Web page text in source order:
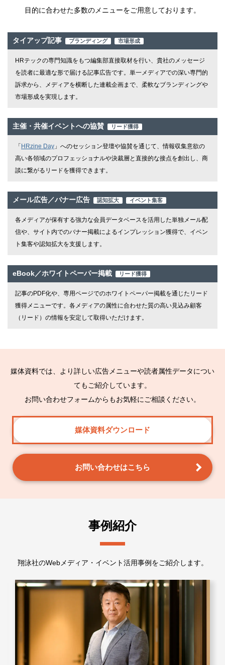
目的に合わせた多数のメニューをご用意しております。
タイアップ記事 ブランディング 市場形成
HRテックの専門知識をもつ編集部直接取材を行い、貴社のメッセージ
を読者に最適な形で届ける記事広告です。単一メディアでの深い専門的
訴求から、メディアを横断した連載企画まで、柔軟なブランディングや
市場形成を実現します。
主催・共催イベントへの協賛 リード獲得
「 HRzine Day 」へのセッション登壇や協賛を通じて、情報収集意欲の
高い各領域のプロフェッショナルや決裁層と直接的な接点を創出し、商
談に繋がるリードを獲得できます。
メール広告／バナー広告 認知拡大 イベント集客
各メディアが保有する強力な会員データベースを活用した単独メール配
信や、サイト内でのバナー掲載によるインプレッション獲得で、イベン
ト集客や認知拡大を支援します。
eBook／ホワイトペーパー掲載 リード獲得
記事のPDF化や、専用ページでのホワイトペーパー掲載を通じたリード
獲得メニューです。各メディアの属性に合わせた質の高い見込み顧客
（リード）の情報を安定して取得いただけます。
媒体資料では、より詳しい広告メニューや読者属性データについ
てもご紹介しています。
お問い合わせフォームからもお気軽にご相談ください。
媒体資料ダウンロード
お問い合わせはこちら
事例紹介
翔泳社のWebメディア・イベント活用事例をご紹介します。